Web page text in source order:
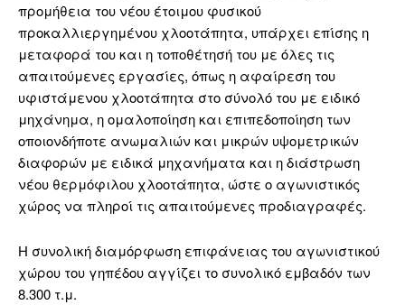
προμήθεια του νέου έτοιμου φυσικού
προκαλλιεργημένου χλοοτάπητα, υπάρχει επίσης η
μεταφορά του και η τοποθέτησή του με όλες τις
απαιτούμενες εργασίες, όπως η αφαίρεση του
υφιστάμενου χλοοτάπητα στο σύνολό του με ειδικό
μηχάνημα, η ομαλοποίηση και επιπεδοποίηση των
οποιονδήποτε ανωμαλιών και μικρών υψομετρικών
διαφορών με ειδικά μηχανήματα και η διάστρωση
νέου θερμόφιλου χλοοτάπητα, ώστε ο αγωνιστικός
χώρος να πληροί τις απαιτούμενες προδιαγραφές.
Η συνολική διαμόρφωση επιφάνειας του αγωνιστικού
χώρου του γηπέδου αγγίζει το συνολικό εμβαδόν των
8.300 τ.μ.